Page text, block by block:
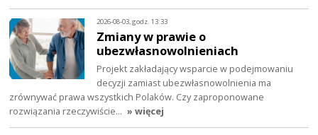
2026-08-03, godz. 13:33
Zmiany w prawie o
ubezwłasnowolnieniach
Projekt zakładający wsparcie w podejmowaniu
decyzji zamiast ubezwłasnowolnienia ma
zrównywać prawa wszystkich Polaków. Czy zaproponowane
rozwiązania rzeczywiście… » więcej